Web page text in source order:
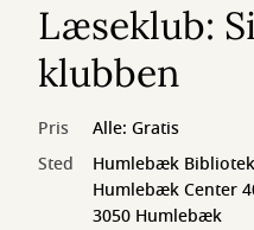
Læseklub:
klubben
Pris
Alle: Gratis
Sted
Humlebæk Bibliotek
Humlebæk Center
3050 Humlebæk